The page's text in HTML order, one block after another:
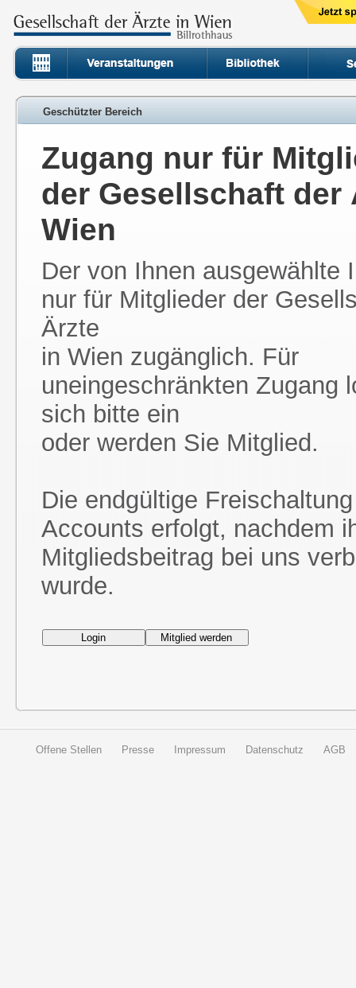
Geschützter Bereich
Zugang nur für
der Gesellschaft der
Wien
Der von Ihnen ausgewählte
nur für Mitglieder der
Ärzte
in Wien zugänglich. Für
uneingeschränkten Zugang
sich bitte ein
oder werden Sie Mitglied.
Die endgültige
Accounts erfolgt, nachdem
Mitgliedsbeitrag bei uns
wurde.
Offene Stellen Presse Impressum Datenschutz AGB